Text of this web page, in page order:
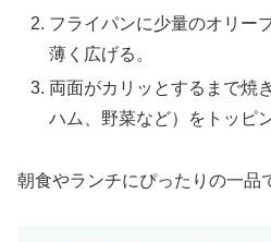
フライパンに少量のオリー
薄く広げる。
両面がカリッとするまで焼
ハム、野菜など）をトッピン
朝食やランチにぴったりの一品